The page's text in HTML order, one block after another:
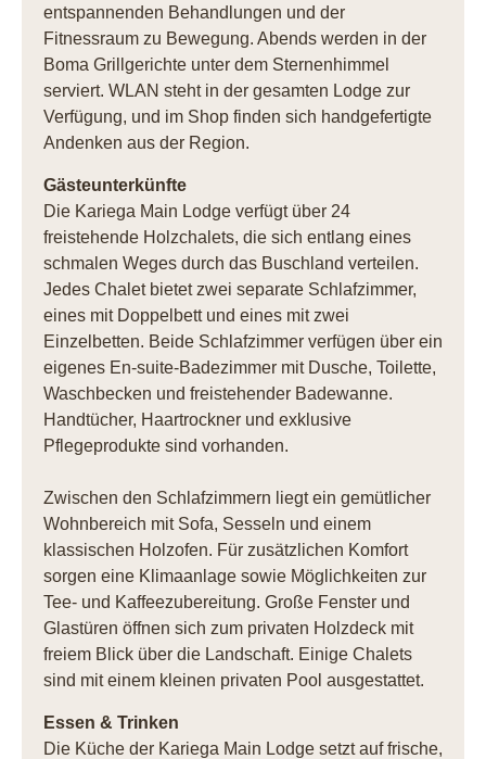
entspannenden Behandlungen und der
Fitnessraum zu Bewegung. Abends werden in der
Boma Grillgerichte unter dem Sternenhimmel
serviert. WLAN steht in der gesamten Lodge zur
Verfügung, und im Shop finden sich handgefertigte
Andenken aus der Region.
Gästeunterkünfte
Die Kariega Main Lodge verfügt über 24
freistehende Holzchalets, die sich entlang eines
schmalen Weges durch das Buschland verteilen.
Jedes Chalet bietet zwei separate Schlafzimmer,
eines mit Doppelbett und eines mit zwei
Einzelbetten. Beide Schlafzimmer verfügen über ein
eigenes En-suite-Badezimmer mit Dusche, Toilette,
Waschbecken und freistehender Badewanne.
Handtücher, Haartrockner und exklusive
Pflegeprodukte sind vorhanden.
Zwischen den Schlafzimmern liegt ein gemütlicher
Wohnbereich mit Sofa, Sesseln und einem
klassischen Holzofen. Für zusätzlichen Komfort
sorgen eine Klimaanlage sowie Möglichkeiten zur
Tee- und Kaffeezubereitung. Große Fenster und
Glastüren öffnen sich zum privaten Holzdeck mit
freiem Blick über die Landschaft. Einige Chalets
sind mit einem kleinen privaten Pool ausgestattet.
Essen & Trinken
Die Küche der Kariega Main Lodge setzt auf frische,